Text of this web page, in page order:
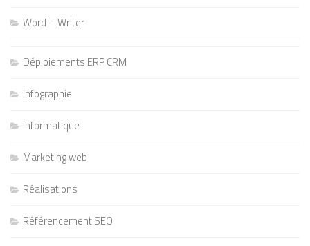
Word – Writer
Déploiements ERP CRM
Infographie
Informatique
Marketing web
Réalisations
Référencement SEO